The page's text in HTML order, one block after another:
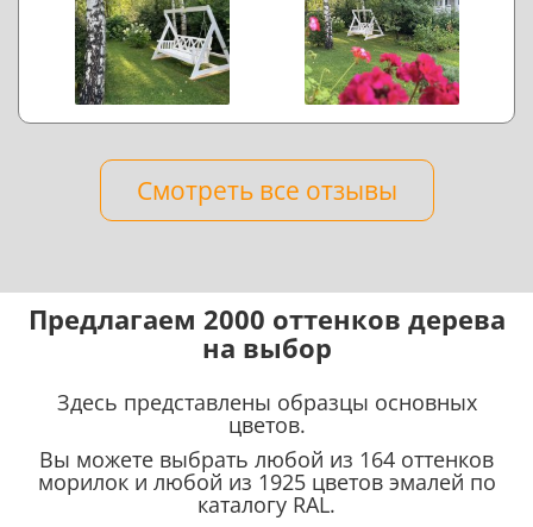
Смотреть все отзывы
Предлагаем 2000 оттенков дерева
на выбор
Здесь представлены образцы основных
цветов.
Вы можете выбрать любой из 164 оттенков
морилок и любой из 1925 цветов эмалей по
каталогу RAL.